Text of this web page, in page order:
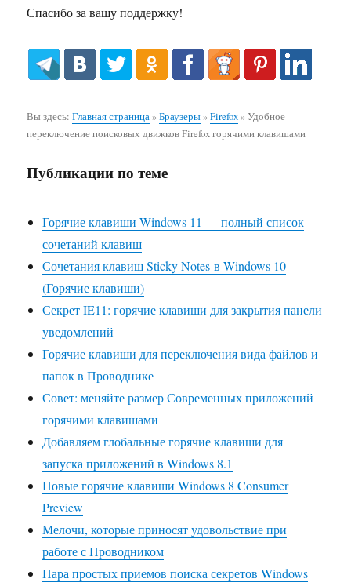
Спасибо за вашу поддержку!
Вы здесь:Главная страница »Браузеры»Firefox»Удобное
переключение поисковых движков Firefox горячими клавишами
Публикации по теме
Горячие клавиши Windows 11 — полный список
сочетаний клавиш
Сочетания клавиш Sticky Notes в Windows 10
(Горячие клавиши)
Секрет IE11: горячие клавиши для закрытия панели
уведомлений
Горячие клавиши для переключения вида файлов и
папок в Проводнике
Совет: меняйте размер Современных приложений
горячими клавишами
Добавляем глобальные горячие клавиши для
запуска приложений в Windows 8.1
Новые горячие клавиши Windows 8 Consumer
Preview
Мелочи, которые приносят удовольствие при
работе с Проводником
Пара простых приемов поиска секретов Windows